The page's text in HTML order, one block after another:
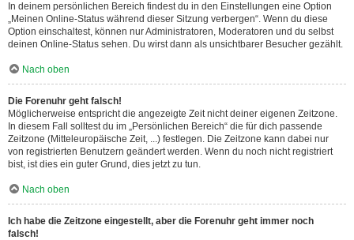
In deinem persönlichen Bereich findest du in den Einstellungen eine Option
„Meinen Online-Status während dieser Sitzung verbergen“. Wenn du diese
Option einschaltest, können nur Administratoren, Moderatoren und du selbst
deinen Online-Status sehen. Du wirst dann als unsichtbarer Besucher gezählt.
Nach oben
Die Forenuhr geht falsch!
Möglicherweise entspricht die angezeigte Zeit nicht deiner eigenen Zeitzone.
In diesem Fall solltest du im „Persönlichen Bereich“ die für dich passende
Zeitzone (Mitteleuropäische Zeit, ...) festlegen. Die Zeitzone kann dabei nur
von registrierten Benutzern geändert werden. Wenn du noch nicht registriert
bist, ist dies ein guter Grund, dies jetzt zu tun.
Nach oben
Ich habe die Zeitzone eingestellt, aber die Forenuhr geht immer noch
falsch!